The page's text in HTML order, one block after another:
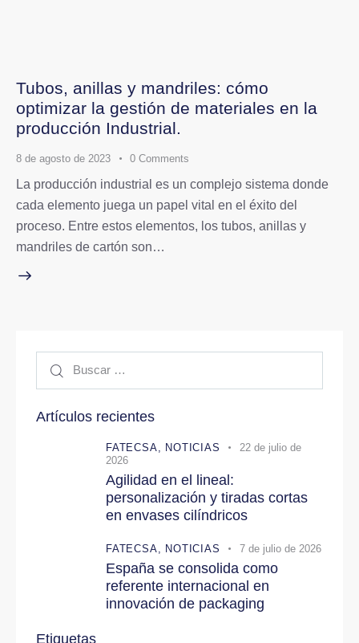
Tubos, anillas y mandriles: cómo
optimizar la gestión de materiales en la
producción Industrial.
8 de agosto de 2023 0 Comments
La producción industrial es un complejo sistema donde
cada elemento juega un papel vital en el éxito del
proceso. Entre estos elementos, los tubos, anillas y
mandriles de cartón son…
Artículos recientes
FATECSA, NOTICIAS
22 de julio de
2026
Agilidad en el lineal:
personalización y tiradas cortas
en envases cilíndricos
FATECSA, NOTICIAS 7 de julio de 2026
España se consolida como
referente internacional en
innovación de packaging
Etiquetas